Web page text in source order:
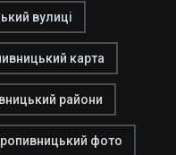
вулиці
карта
райони
фото